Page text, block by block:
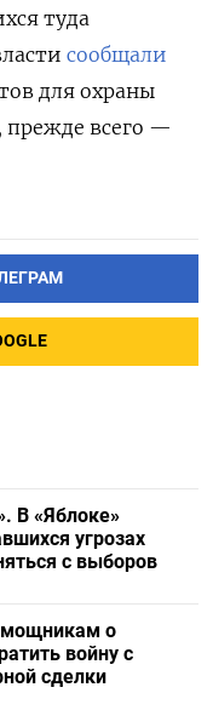
туда
сообщали
для охраны
прежде всего —
В «Яблоке»
угрозах
с выборов
о
войну с
сделки